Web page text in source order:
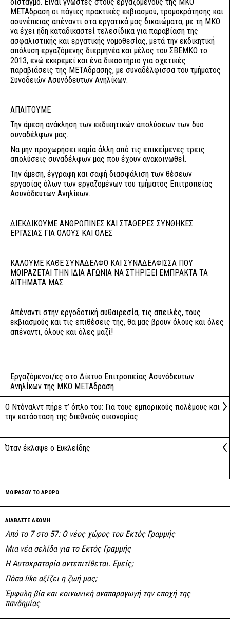
ΜΕΤΑδραση οι πάγιες πρακτικές εκβιασμού, τρομοκράτησης και
ασυνέπειας απέναντι στα εργατικά μας δικαιώματα, με τη ΜΚΟ
να έχει ήδη καταδικαστεί τελεσίδικα για παραβίαση της
ασφαλιστικής και εργατικής νομοθεσίας, μετά την εκδικητική
απόλυση εργαζόμενης διερμηνέα και μέλος του ΣΒΕΜΚΟ το
2013, ενώ εκκρεμεί και ένα δικαστήριο για σχετικές
παραβιάσεις της ΜΕΤΑδρασης, με συναδέλφισσα του τμήματος
Συνοδειών Ασυνόδευτων Ανηλίκων.
ΑΠΑΙΤΟΥΜΕ
Την άμεση ανάκληση των εκδικητικών απολύσεων των δύο
συναδέλφων μας.
Να μην προχωρήσει καμία άλλη από τις επικείμενες τρεις
απολύσεις συναδέλφων μας που έχουν ανακοινωθεί.
Την άμεση, έγγραφη και σαφή διασφάλιση των θέσεων
εργασίας όλων των εργαζομένων του τμήματος Επιτροπείας
Ασυνόδευτων Ανηλίκων.
ΔΙΕΚΔΙΚΟΥΜΕ ΑΝΘΡΩΠΙΝΕΣ ΚΑΙ ΣΤΑΘΕΡΕΣ ΣΥΝΘΗΚΕΣ
ΕΡΓΑΣΙΑΣ ΓΙΑ ΟΛΟΥΣ ΚΑΙ ΟΛΕΣ
ΚΑΛΟΥΜΕ ΚΑΘΕ ΣΥΝΑΔΕΛΦΟ ΚΑΙ ΣΥΝΑΔΕΛΦΙΣΣΑ ΠΟΥ
ΜΟΙΡΑΖΕΤΑΙ ΤΗΝ ΙΔΙΑ ΑΓΩΝΙΑ ΝΑ ΣΤΗΡΙΞΕΙ ΕΜΠΡΑΚΤΑ ΤΑ
ΑΙΤΗΜΑΤΑ ΜΑΣ
Απέναντι στην εργοδοτική αυθαιρεσία, τις απειλές, τους
εκβιασμούς και τις επιθέσεις της, θα μας βρουν όλους και όλες
απέναντι, όλους και όλες μαζί!
Εργαζόμενοι/ες στο Δίκτυο Επιτροπείας Ασυνόδευτων
Ανηλίκων της ΜΚΟ ΜΕΤΑδραση
Ο Ντόναλντ πήρε τ’ όπλο του: Για τους εμπορικούς πολέμους και
την κατάσταση της διεθνούς οικονομίας
Όταν έκλαψε ο Ευκλείδης
ΜΟΙΡΑΣΟΥ ΤΟ ΑΡΘΡΟ
ΔΙΑΒΑΣΤΕ ΑΚΟΜΗ
Από το 7 στο 57: Ο νέος χώρος του Εκτός Γραμμής
Μια νέα σελίδα για το Εκτός Γραμμής
Η Αυτοκρατορία αντεπιτίθεται. Εμείς;
Πόσα like αξίζει η ζωή μας;
Έμφυλη βία και κοινωνική αναπαραγωγή την εποχή της
πανδημίας